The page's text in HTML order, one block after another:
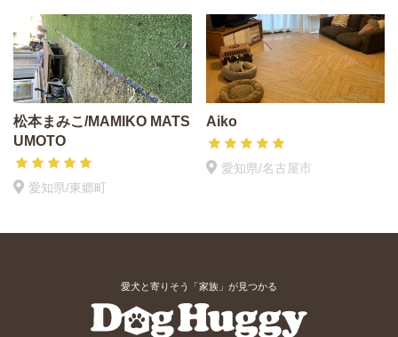
松本まみこ/MAMIKO MATS
UMOTO
愛知県/東郷町
Aiko
愛知県/名古屋市
愛犬と寄りそう「家族」が見つかる